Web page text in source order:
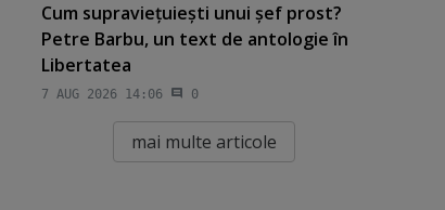
Cum supravieţuieşti unui şef prost?
Petre Barbu, un text de antologie în
Libertatea
7 AUG 2026 14:06 0
mai multe articole